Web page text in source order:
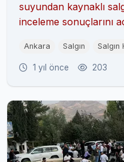
suyundan kaynaklı
inceleme sonuçlarını
Ankara Salgın Salgın
1 yıl önce 203